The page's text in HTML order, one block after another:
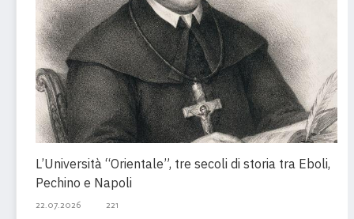
L’Università “Orientale”, tre secoli di storia tra Eboli,
Pechino e Napoli
22.07.2026 221